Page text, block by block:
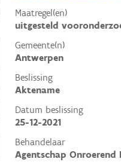
Maatregel(en)
uitgesteld
Gemeente(n)
Antwerpen
Beslissing
Aktename
Datum beslissing
25-12-2021
Behandelaar
Agentschap Onroerend